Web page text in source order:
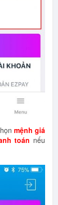
mệnh giá
toán nếu